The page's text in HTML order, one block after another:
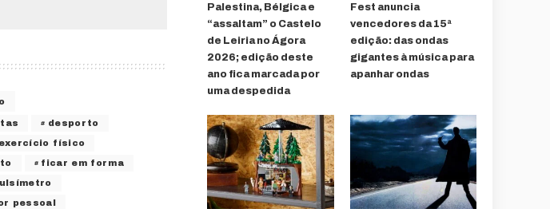
desporto
exercício físico
ficar em forma
pessoal
Palestina, Bélgica e
“assaltam” o Castelo
de Leiria no Ágora
2026; edição deste
ano fica marcada por
uma despedida
Fest anuncia
vencedores da 15ª
edição: das ondas
gigantes à música para
apanhar ondas